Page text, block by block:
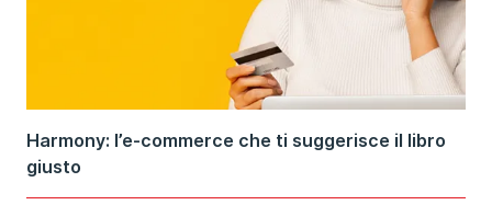
Harmony: l’e-commerce che ti suggerisce il libro
giusto